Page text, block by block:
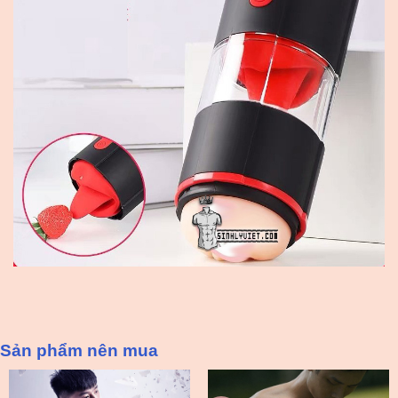
Sản phẩm nên mua